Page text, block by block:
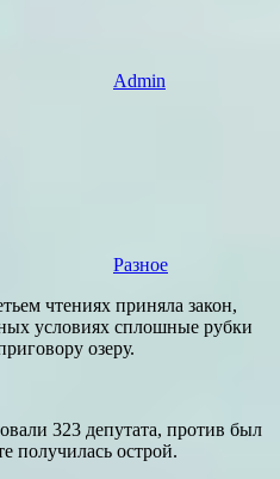
Admin
Разное
чтениях приняла закон,
условиях сплошные рубки
озеру.
323 депутата, против был
получилась острой.